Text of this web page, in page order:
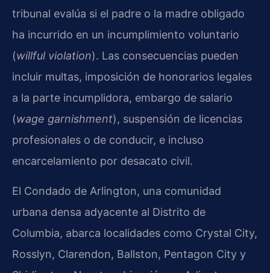
tribunal evalúa si el padre o la madre obligado
ha incurrido en un incumplimiento voluntario
(willful violation). Las consecuencias pueden
incluir multas, imposición de honorarios legales
a la parte incumplidora, embargo de salario
(wage garnishment), suspensión de licencias
profesionales o de conducir, e incluso
encarcelamiento por desacato civil.
El Condado de Arlington, una comunidad
urbana densa adyacente al Distrito de
Columbia, abarca localidades como Crystal City,
Rosslyn, Clarendon, Ballston, Pentagon City y